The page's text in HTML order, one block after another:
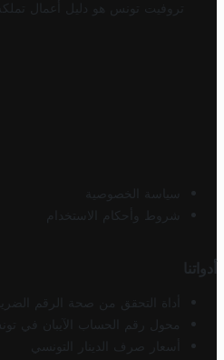
تروفيت تونس هو دليل أعمال
سياسة الخصوصية
شروط وأحكام الاستخدام
أدواتنا
أداة التحقق من صحة الرقم
محول رقم الحساب الآيبان في
أسعار صرف الدينار التونسي